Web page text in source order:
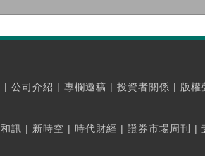
| 公司介紹 | 專欄邀稿 | 投資者關係 | 版權
和訊 | 新時空 | 時代財經 | 證券市場周刊 |